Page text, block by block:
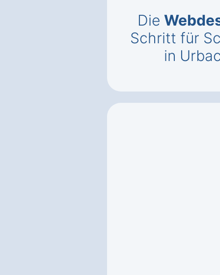
Die
Schritt für
in